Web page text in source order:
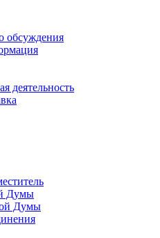
обсуждения
деятельность
Думы
Думы